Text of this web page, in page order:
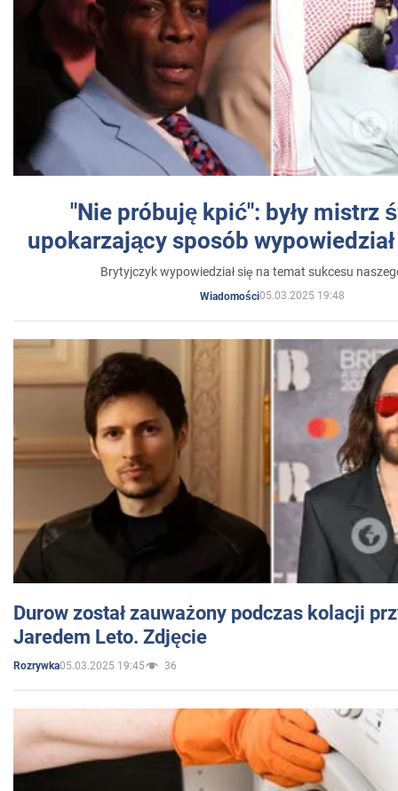
"Nie próbuję kpić": były mistrz
upokarzający sposób
Brytyjczyk wypowiedział się na temat sukcesu
Wiadomości05.03.2025 19:48
Durow został zauważony podczas kolacji
Jaredem Leto. Zdjęcie
Rozrywka05.03.2025 19:45 36